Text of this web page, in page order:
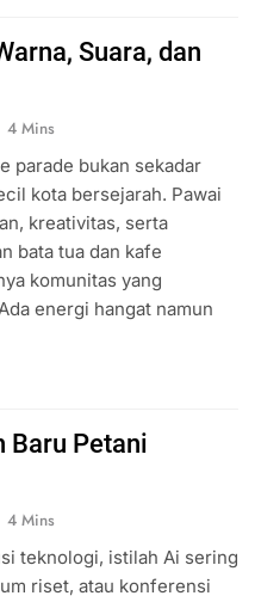
Suara, dan
4 Mins
parade bukan sekadar
kota bersejarah. Pawai
kreativitas, serta
bata tua dan kafe
komunitas yang
energi hangat namun
Baru Petani
4 Mins
teknologi, istilah Ai sering
riset, atau konferensi